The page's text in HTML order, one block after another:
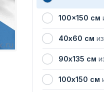
100x150 см
40х60 см
90х135 см
100х150 см